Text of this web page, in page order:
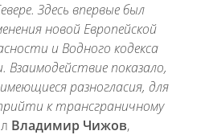
Здесь впервые был
новой Европейской
и Водного кодекса
Взаимодействие показало,
разногласия, для
к трансграничному
Владимир Чижов,